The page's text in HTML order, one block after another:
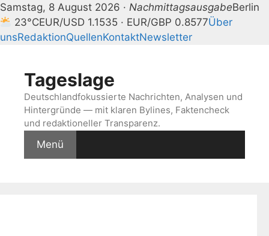
Samstag, 8 August 2026 · NachmittagsausgabeBerlin
23°CEUR/USD 1.1535 · EUR/GBP 0.8577Über
unsRedaktionQuellenKontaktNewsletter
springenTageslage
Deutschlandfokussierte Nachrichten, Analysen und
Hintergründe — mit klaren Bylines, Faktencheck
und redaktioneller Transparenz.
Menü